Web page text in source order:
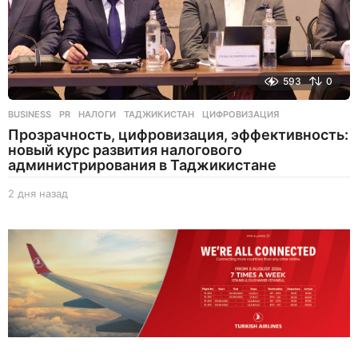
593 0
BUSINESS ,PR НАЛОГИ ,ТАДЖИКИСТАН ,ЦИФРОВИЗАЦИЯ
Прозрачность, цифровизация, эффективность:
новый курс развития налогового
администрирования в Таджикистане
2 дня назад
з
а
д